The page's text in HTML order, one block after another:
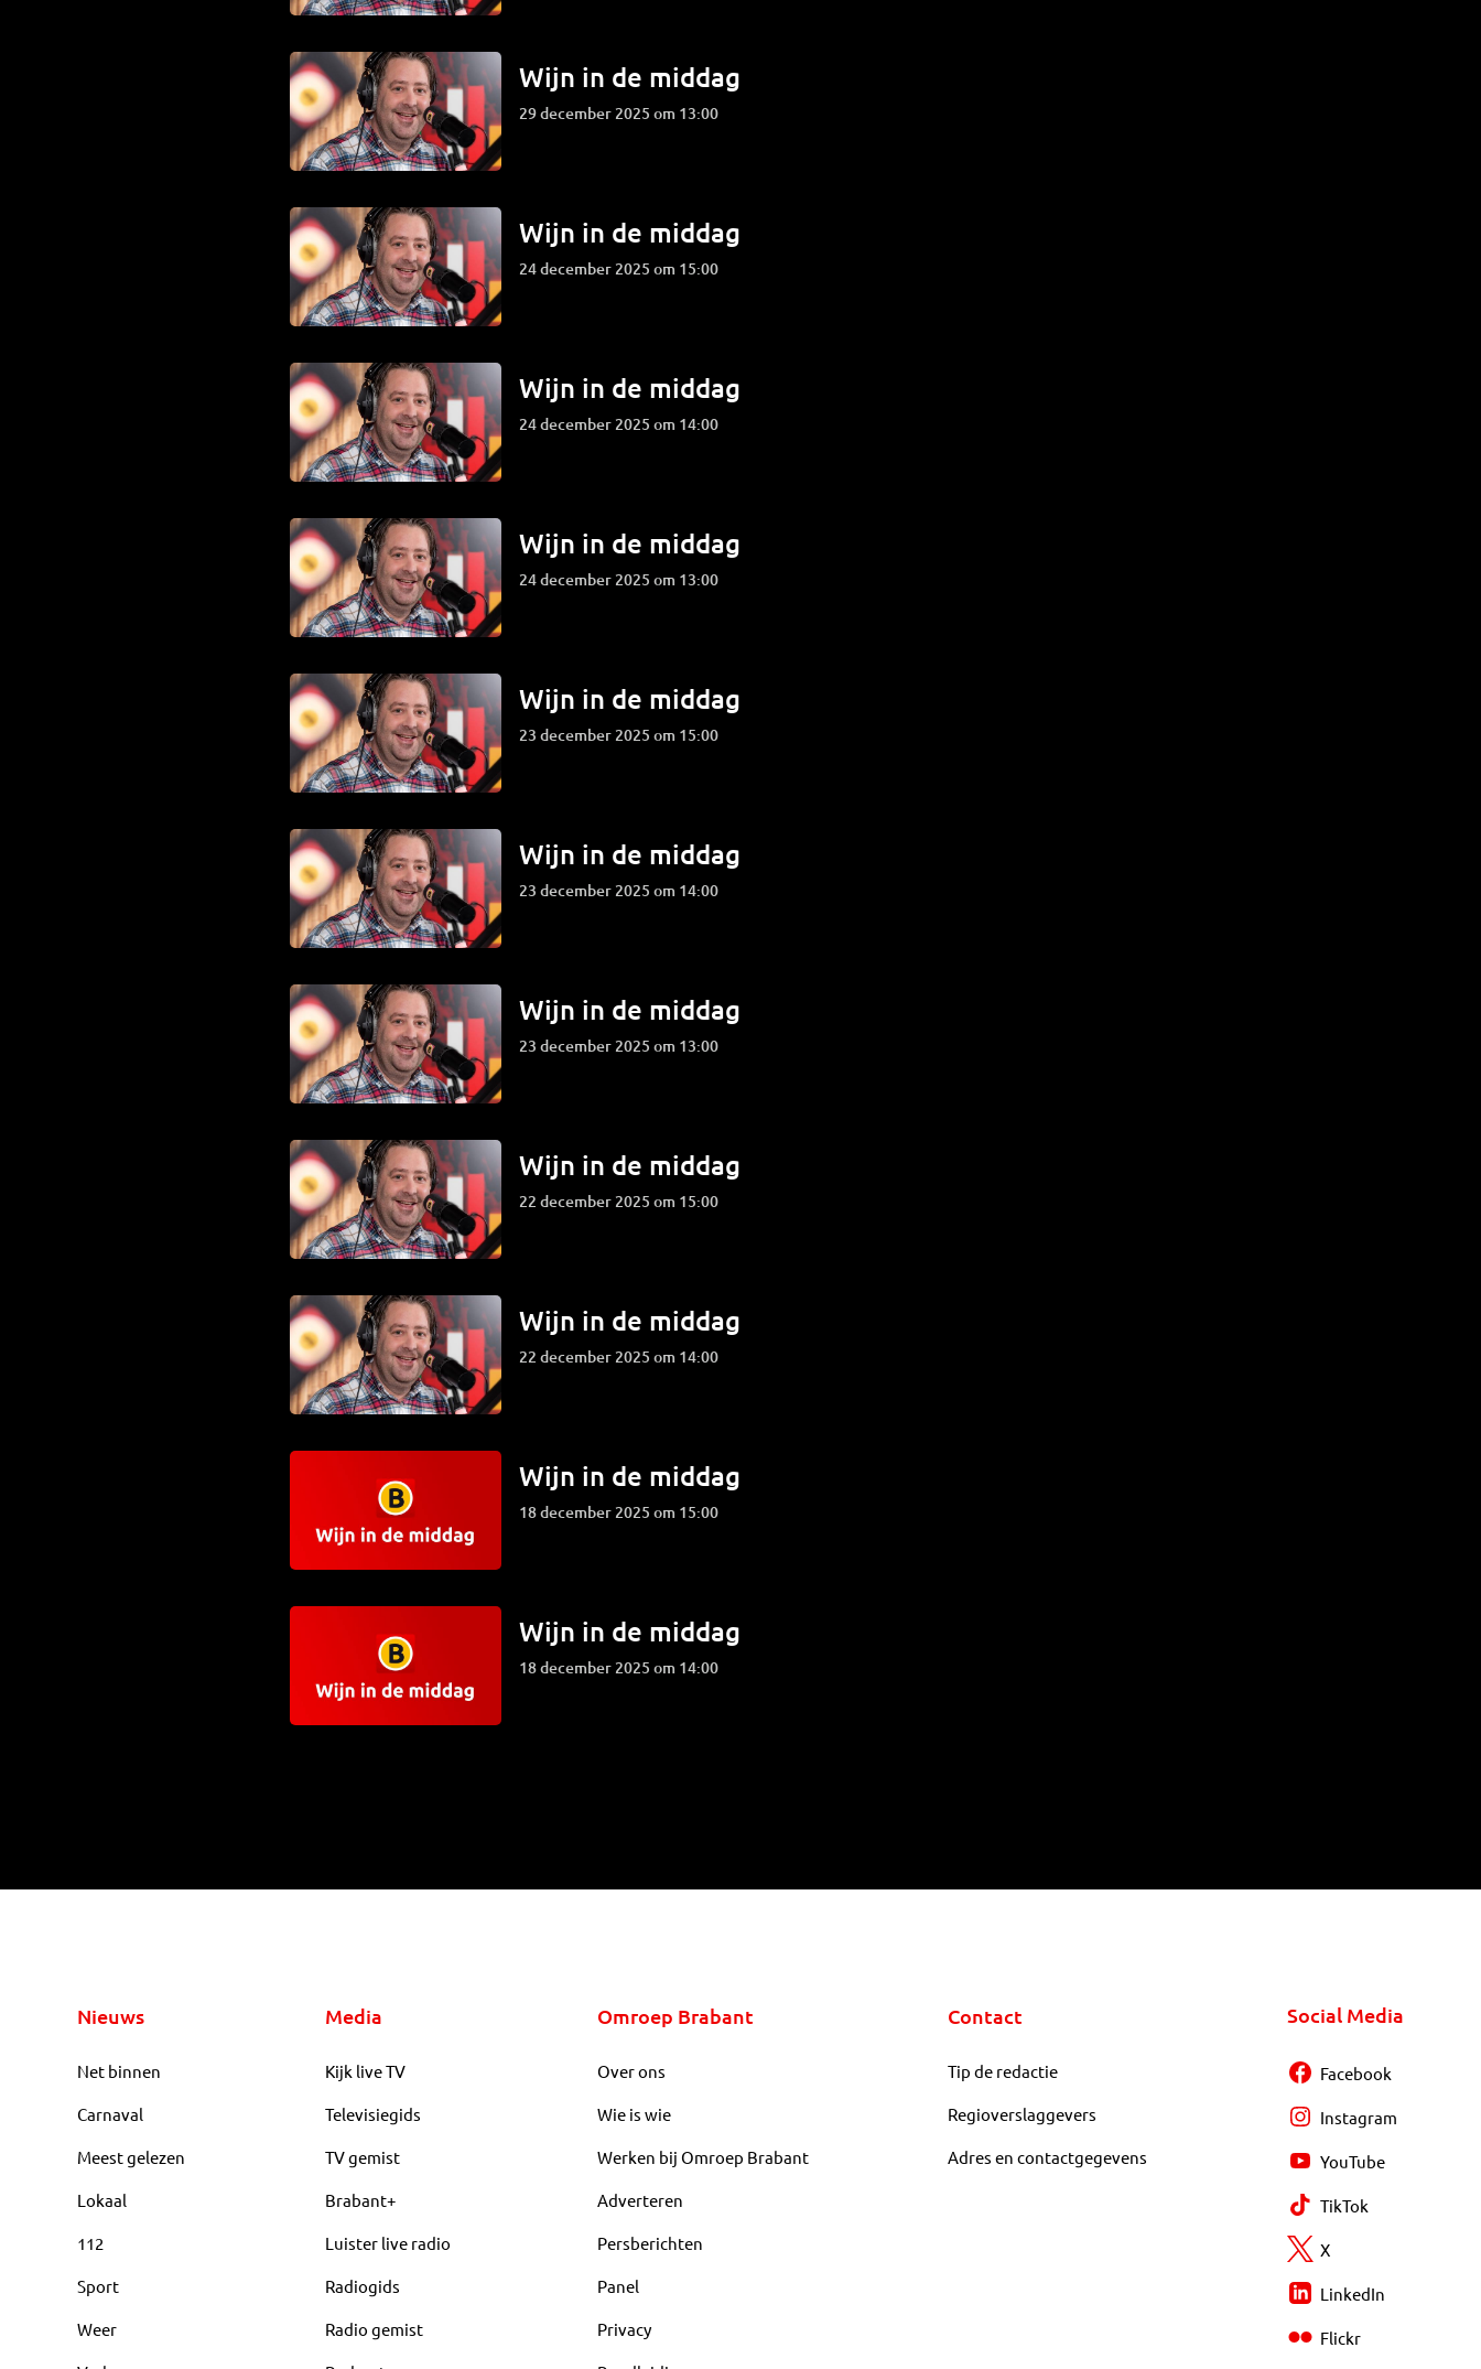
Wijn in de middag
29 december 2025 om 13:00
Wijn in de middag
24 december 2025 om 15:00
Wijn in de middag
24 december 2025 om 14:00
Wijn in de middag
24 december 2025 om 13:00
Wijn in de middag
23 december 2025 om 15:00
Wijn in de middag
23 december 2025 om 14:00
Wijn in de middag
23 december 2025 om 13:00
Wijn in de middag
22 december 2025 om 15:00
Wijn in de middag
22 december 2025 om 14:00
Wijn in de middag
18 december 2025 om 15:00
Wijn in de middag
18 december 2025 om 14:00
Nieuws
Net binnen
Carnaval
Meest gelezen
Lokaal
112
Sport
Weer
Media
Kijk live TV
Televisiegids
TV gemist
Brabant+
Luister live radio
Radiogids
Radio gemist
Omroep Brabant
Over ons
Wie is wie
Werken bij Omroep Brabant
Adverteren
Persberichten
Panel
Privacy
Contact
Tip de redactie
Regioverslaggevers
Adres en contactgegevens
Social Media
Facebook
Instagram
YouTube
TikTok
X
LinkedIn
Flickr